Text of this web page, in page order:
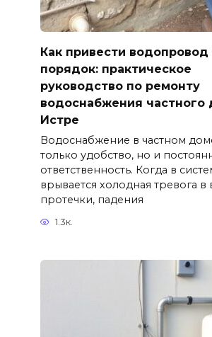
Как привести водопровод
порядок: практическое
руководство по ремонту
водоснабжения частного
Истре
Водоснабжение в частном
только удобство, но и
ответственность. Когда в
врывается холодная тревога в
протечки, падения
1.3к.